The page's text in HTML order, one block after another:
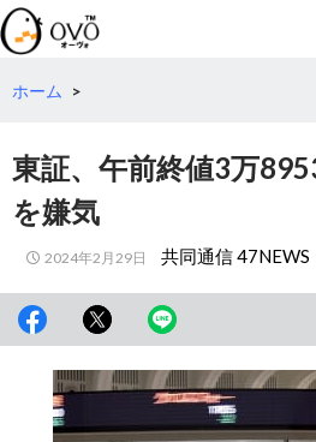
検
索
コ
テ
へ
動
ホーム >
東証、午前終値3万
を嫌気
2024年2月29日 共同通信 47NEWS